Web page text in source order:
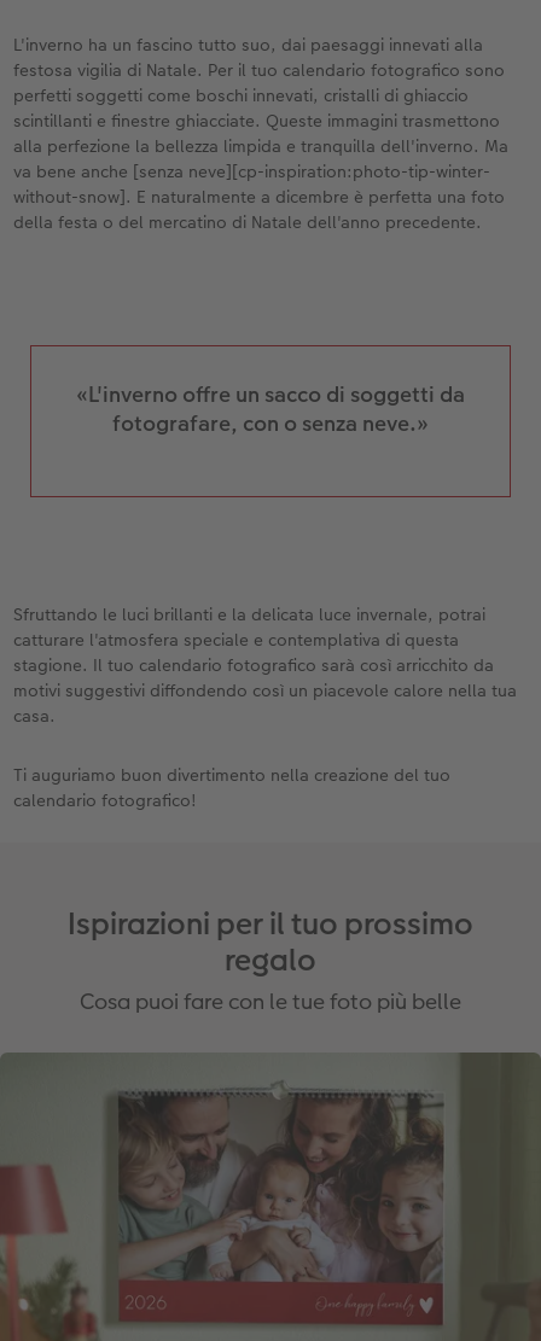
L'inverno ha un fascino tutto suo, dai paesaggi innevati alla
festosa vigilia di Natale. Per il tuo calendario fotografico sono
perfetti soggetti come boschi innevati, cristalli di ghiaccio
scintillanti e finestre ghiacciate. Queste immagini trasmettono
alla perfezione la bellezza limpida e tranquilla dell'inverno. Ma
va bene anche [senza neve][cp-inspiration:photo-tip-winter-
without-snow]. E naturalmente a dicembre è perfetta una foto
della festa o del mercatino di Natale dell'anno precedente.
«L'inverno offre un sacco di soggetti da
fotografare, con o senza neve.»
Sfruttando le luci brillanti e la delicata luce invernale, potrai
catturare l'atmosfera speciale e contemplativa di questa
stagione. Il tuo calendario fotografico sarà così arricchito da
motivi suggestivi diffondendo così un piacevole calore nella tua
casa.
Ti auguriamo buon divertimento nella creazione del tuo
calendario fotografico!
Ispirazioni per il tuo prossimo
regalo
Cosa puoi fare con le tue foto più belle